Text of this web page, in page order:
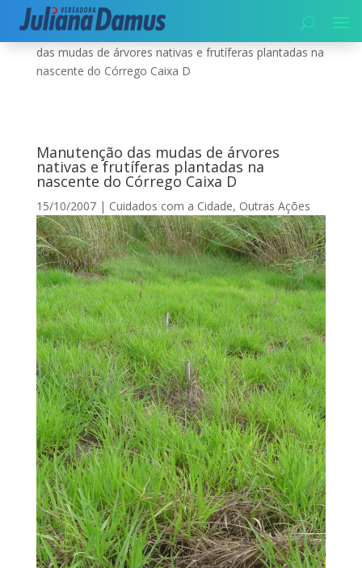
Início|Meio Ambiente|
Manutenção
das mudas de árvores nativas e frutíferas plantadas na
nascente do Córrego Caixa D
Manutenção das mudas de árvores
nativas e frutíferas plantadas na
nascente do Córrego Caixa D
15/10/2007| Cuidados com a Cidade, Outras Ações